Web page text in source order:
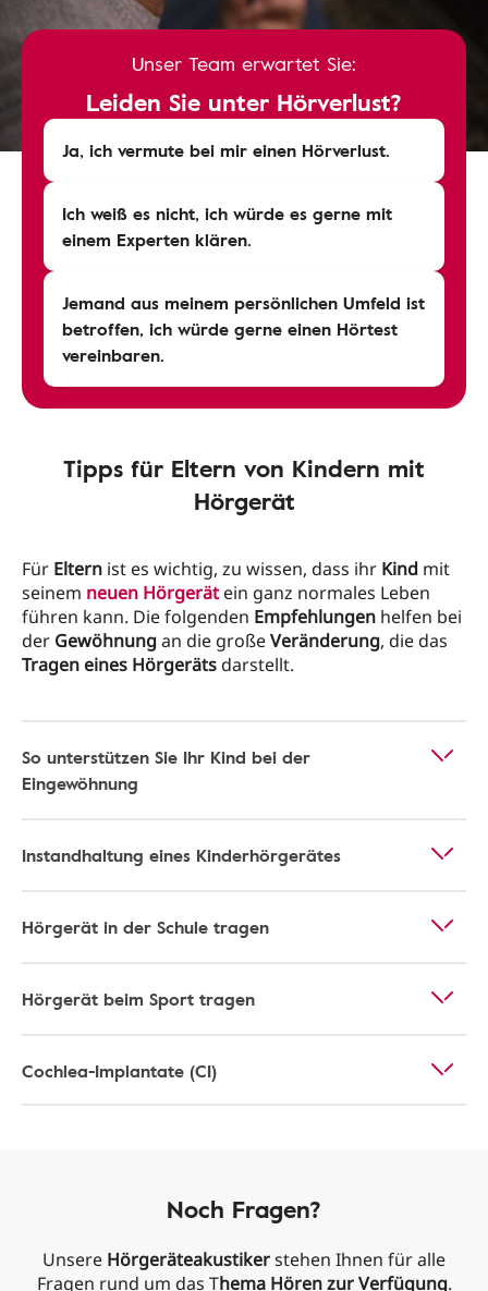
Unser Team erwartet Sie:
Leiden Sie unter Hörverlust?
Ja, ich vermute bei mir einen Hörverlust.
Ich weiß es nicht, ich würde es gerne mit
einem Experten klären.
Jemand aus meinem persönlichen Umfeld ist
betroffen, ich würde gerne einen Hörtest
vereinbaren.
Tipps für Eltern von Kindern mit
Hörgerät
Für Eltern ist es wichtig, zu wissen, dass ihr Kind mit
seinem neuen Hörgerät ein ganz normales Leben
führen kann. Die folgenden Empfehlungen helfen bei
der Gewöhnungan die großeVeränderung, die das
Tragen eines Hörgerätsdarstellt.
So unterstützen Sie Ihr Kind bei der
Eingewöhnung
Instandhaltung eines Kinderhörgerätes
Hörgerät in der Schule tragen
Hörgerät beim Sport tragen
Cochlea-Implantate (CI)
Noch Fragen?
Unsere Hörgeräteakustikerstehen Ihnen für alle
Fragen rund um das Thema Hören zur Verfügung.